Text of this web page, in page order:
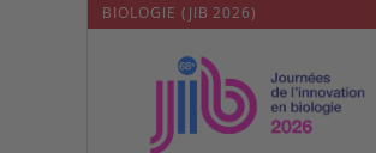
BIOLOGIE (JIB 2026)